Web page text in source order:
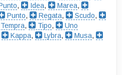
, Idea, Marea,
Punto, Regata, Scudo,
Tempra, Tipo,
Uno
Kappa, Lybra, Musa,